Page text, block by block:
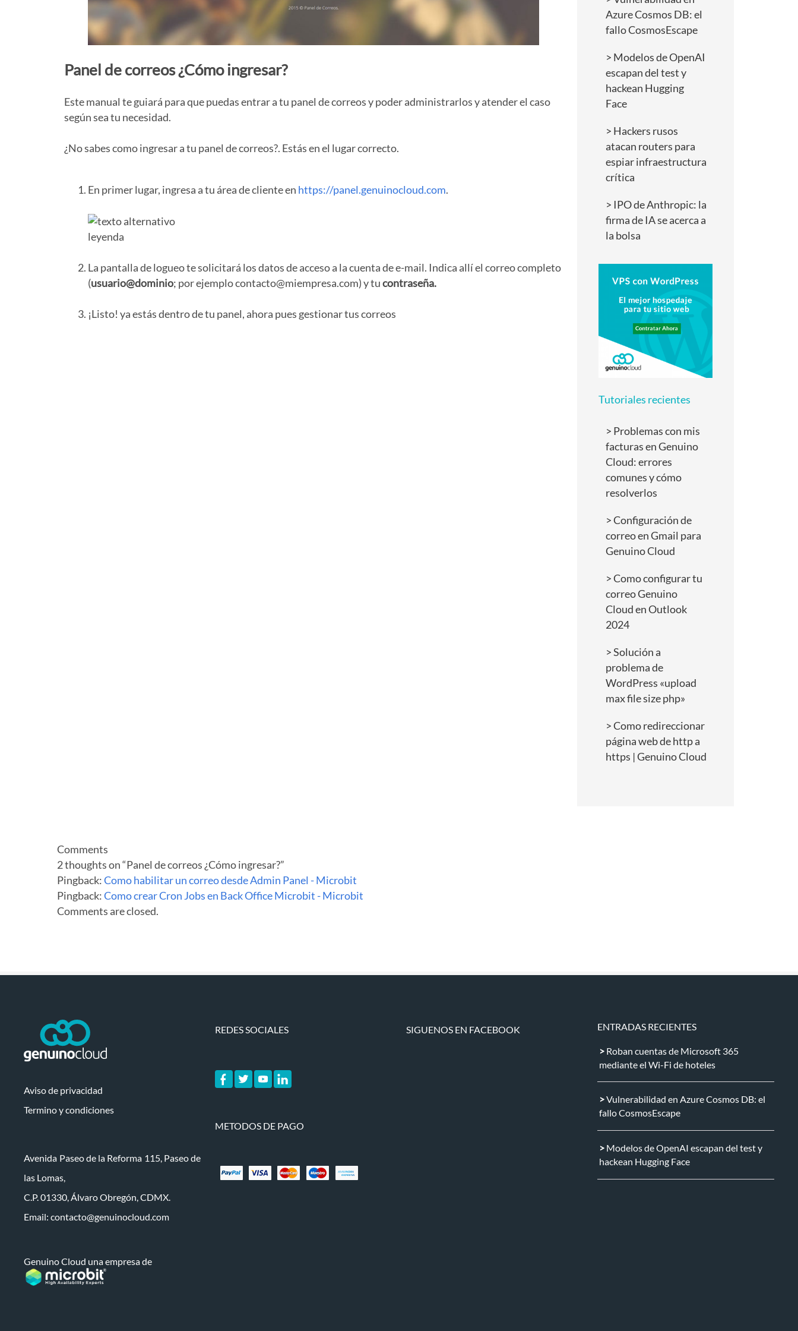
Panel de correos ¿Cómo ingresar?
Este manual te guiará para que puedas entrar a tu panel de correos y poder administrarlos y atender el caso
según sea tu necesidad.
¿No sabes como ingresar a tu panel de correos?. Estás en el lugar correcto.
En primer lugar, ingresa a tu área de cliente en https://panel.genuinocloud.com.
leyenda
La pantalla de logueo te solicitará los datos de acceso a la cuenta de e-mail. Indica allí el correo completo
(usuario@dominio; por ejemplocontacto@miempresa.com) y tucontraseña.
¡Listo! ya estás dentro de tu panel, ahora pues gestionar tus correos
Azure Cosmos DB: el
fallo CosmosEscape
Modelos de OpenAI
escapan del test y
hackean Hugging
Face
Hackers rusos
atacan routers para
espiar infraestructura
crítica
IPO de Anthropic: la
firma de IA se acerca a
la bolsa
Tutoriales recientes
Problemas con mis
facturas en Genuino
Cloud: errores
comunes y cómo
resolverlos
Configuración de
correo en Gmail para
Genuino Cloud
Como configurar tu
correo Genuino
Cloud en Outlook
2024
Solución a
problema de
WordPress «upload
max file size php»
Como redireccionar
página web de http a
https | Genuino Cloud
Comments
2 thoughts on “Panel de correos ¿Cómo ingresar?”
Pingback:Como habilitar un correo desde Admin Panel - Microbit
Pingback:Como crear Cron Jobs en Back Office Microbit - Microbit
Comments are closed.
Aviso de privacidad
Termino y condiciones
Avenida Paseo de la Reforma 115, Paseo de
las Lomas,
C.P. 01330, Álvaro Obregón, CDMX.
Email:contacto@genuinocloud.com
Genuino Cloud una empresa de
REDES SOCIALES
METODOS DE PAGO
SIGUENOS EN FACEBOOK ENTRADAS RECIENTES
Roban cuentas de Microsoft 365
mediante el Wi-Fi de hoteles
Vulnerabilidad en Azure Cosmos DB: el
fallo CosmosEscape
Modelos de OpenAI escapan del test y
hackean Hugging Face